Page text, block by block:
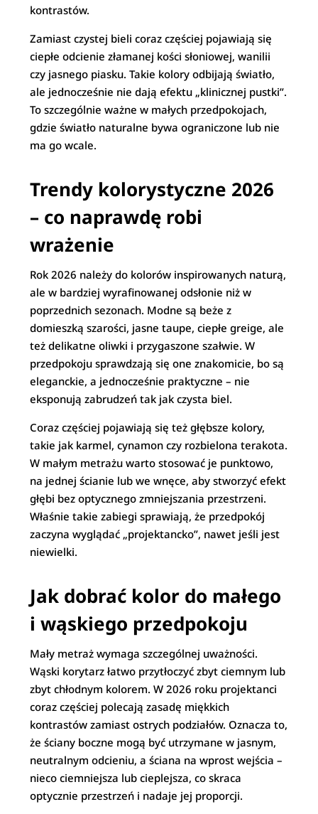
kontrastów.
Zamiast czystej bieli coraz częściej pojawiają się
ciepłe odcienie złamanej kości słoniowej, wanilii
czy jasnego piasku. Takie kolory odbijają światło,
ale jednocześnie nie dają efektu „klinicznej pustki”.
To szczególnie ważne w małych przedpokojach,
gdzie światło naturalne bywa ograniczone lub nie
ma go wcale.
Trendy kolorystyczne 2026
– co naprawdę robi
wrażenie
Rok 2026 należy do kolorów inspirowanych naturą,
ale w bardziej wyrafinowanej odsłonie niż w
poprzednich sezonach. Modne są beże z
domieszką szarości, jasne taupe, ciepłe greige, ale
też delikatne oliwki i przygaszone szałwie. W
przedpokoju sprawdzają się one znakomicie, bo są
eleganckie, a jednocześnie praktyczne – nie
eksponują zabrudzeń tak jak czysta biel.
Coraz częściej pojawiają się też głębsze kolory,
takie jak karmel, cynamon czy rozbielona terakota.
W małym metrażu warto stosować je punktowo,
na jednej ścianie lub we wnęce, aby stworzyć efekt
głębi bez optycznego zmniejszania przestrzeni.
Właśnie takie zabiegi sprawiają, że przedpokój
zaczyna wyglądać „projektancko”, nawet jeśli jest
niewielki.
Jak dobrać kolor do małego
i wąskiego przedpokoju
Mały metraż wymaga szczególnej uważności.
Wąski korytarz łatwo przytłoczyć zbyt ciemnym lub
zbyt chłodnym kolorem. W 2026 roku projektanci
coraz częściej polecają zasadę miękkich
kontrastów zamiast ostrych podziałów. Oznacza to,
że ściany boczne mogą być utrzymane w jasnym,
neutralnym odcieniu, a ściana na wprost wejścia –
nieco ciemniejsza lub cieplejsza, co skraca
optycznie przestrzeń i nadaje jej proporcji.